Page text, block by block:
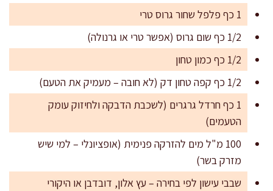
1 כף פלפל שחור גרוס טרי
1/2 כף שום גרוס (אפשר טרי או גרנולה)
1/2 כף כמון טחון
1/2 כף קפה טחון דק (לא חובה – מעמיק את הטעם)
1 כף חרדל גרגרים (לשכבת הדבקה ולחיזוק עומק
הטעמים)
100 מ"ל מים להזרקה פנימית (אופציונלי – למי שיש
מזרק בשר)
שבבי עישון לפי בחירה – עץ אלון, דובדבן או היקורי